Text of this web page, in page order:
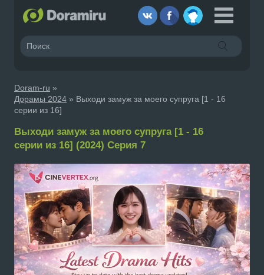
Doram-ru »
Дорамы 2024 » Выходи замуж за моего супруга [1 - 16
серии из 16]
Выходи замуж за моего супруга [1 - 16
серии из 16] (2024) Серия 7